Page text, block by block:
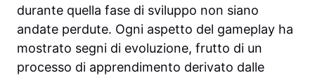
durante quella fase di sviluppo non siano
andate perdute. Ogni aspetto del gameplay ha
mostrato segni di evoluzione, frutto di un
processo di apprendimento derivato dalle